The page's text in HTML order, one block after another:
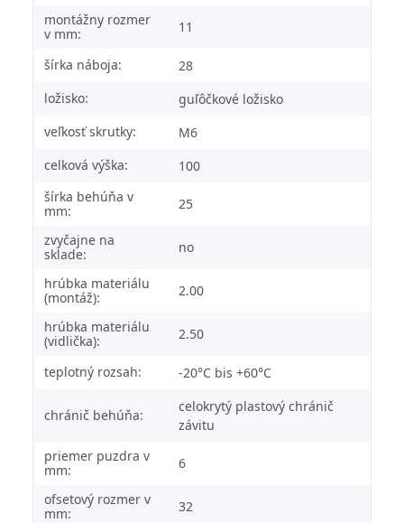
montážny rozmer
v mm:
11
šírka náboja:
28
ložisko:
guľôčkové ložisko
veľkosť skrutky:
M6
celková výška:
100
šírka behúňa v
mm:
25
zvyčajne na
sklade:
no
hrúbka materiálu
(montáž):
2.00
hrúbka materiálu
(vidlička):
2.50
teplotný rozsah: -20°C bis +60°C
chránič behúňa:
celokrytý plastový chránič
závitu
priemer puzdra v
mm:
6
ofsetový rozmer v
mm:
32